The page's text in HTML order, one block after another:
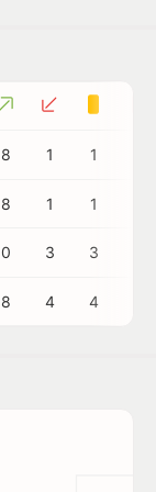
8 1 1
8 1 1
0 3 3
8 4 4